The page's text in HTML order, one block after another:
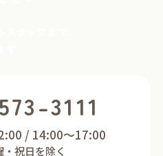
3111
/ 14:00～17:00
祝日を除く